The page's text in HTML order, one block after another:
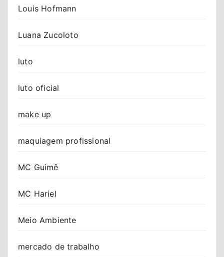
Louis Hofmann
Luana Zucoloto
luto
luto oficial
make up
maquiagem profissional
MC Guimê
MC Hariel
Meio Ambiente
mercado de trabalho